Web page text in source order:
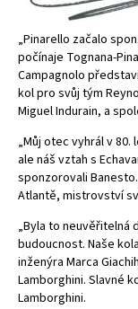
„Pinarello začalo
počínaje Tognana-
Campagnolo
kol pro svůj tým
Miguel Indurain, a
„Můj otec vyhrál v 80.
ale náš vztah s
sponzorovali
Atlantě, mistrovství
„Byla to neuvěřitelná
budoucnost. Naše
inženýra Marca
Lamborghini. Slavné
Lamborghini.